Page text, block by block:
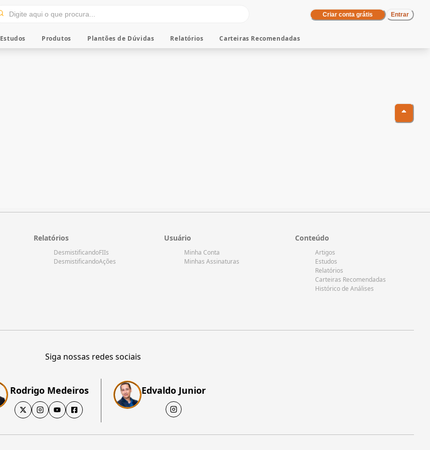
Criar conta grátis Entrar
Estudos Produtos Plantões de Dúvidas Relatórios Carteiras Recomendadas
Relatórios
DesmistificandoFIIs
DesmistificandoAções
Usuário
Minha Conta
Minhas Assinaturas
Conteúdo
Artigos
Estudos
Relatórios
Carteiras Recomendadas
Histórico de Análises
Siga nossas redes sociais
Rodrigo Medeiros Edvaldo Junior